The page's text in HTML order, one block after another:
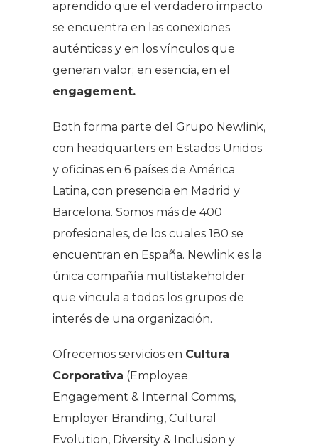
aprendido que el verdadero impacto
se encuentra en las conexiones
auténticas y en los vínculos que
generan valor; en esencia, en el
engagement.
Both forma parte del Grupo Newlink,
con headquarters en Estados Unidos
y oficinas en 6 países de América
Latina, con presencia en Madrid y
Barcelona. Somos más de 400
profesionales, de los cuales 180 se
encuentran en España. Newlink es la
única compañía multistakeholder
que vincula a todos los grupos de
interés de una organización.
Ofrecemos servicios en Cultura
Corporativa (Employee
Engagement & Internal Comms,
Employer Branding, Cultural
Evolution, Diversity & Inclusion y